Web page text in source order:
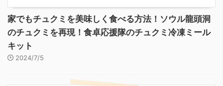
家でもチュクミを美味しく食べる方法！ソウル龍頭洞
のチュクミを再現！食卓応援隊のチュクミ冷凍ミール
キット
2024/7/5